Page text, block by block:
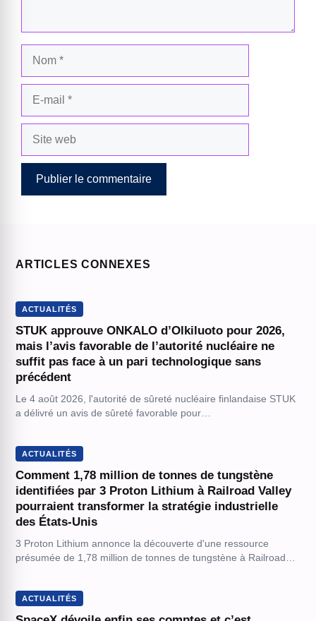
ARTICLES CONNEXES
ACTUALITÉS
STUK approuve ONKALO d’Olkiluoto pour 2026,
mais l’avis favorable de l’autorité nucléaire ne
suffit pas face à un pari technologique sans
précédent
Le 4 août 2026, l'autorité de sûreté nucléaire finlandaise STUK
a délivré un avis de sûreté favorable pour…
ACTUALITÉS
Comment 1,78 million de tonnes de tungstène
identifiées par 3 Proton Lithium à Railroad Valley
pourraient transformer la stratégie industrielle
des États-Unis
3 Proton Lithium annonce la découverte d'une ressource
présumée de 1,78 million de tonnes de tungstène à Railroad…
ACTUALITÉS